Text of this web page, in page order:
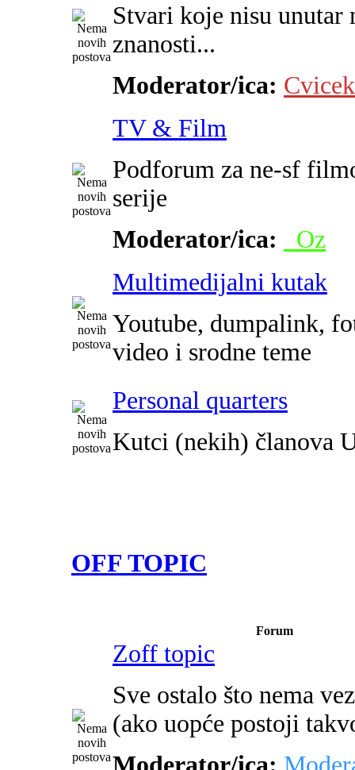
Stvari koje nisu unutar
znanosti...
Moderator/ica: Cvicek
TV & Film
Podforum za ne-sf
serije
Moderator/ica:
_Oz
Multimedijalni kutak
Youtube, dumpalink,
video i srodne teme
Personal quarters
Kutci (nekih) članova
OFF TOPIC
Forum
Zoff topic
Sve ostalo što nema
(ako uopće postoji